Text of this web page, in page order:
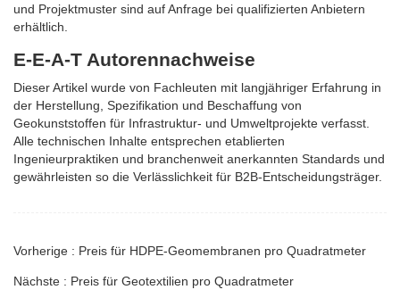
und Projektmuster sind auf Anfrage bei qualifizierten Anbietern
erhältlich.
E-E-A-T Autorennachweise
Dieser Artikel wurde von Fachleuten mit langjähriger Erfahrung in
der Herstellung, Spezifikation und Beschaffung von
Geokunststoffen für Infrastruktur- und Umweltprojekte verfasst.
Alle technischen Inhalte entsprechen etablierten
Ingenieurpraktiken und branchenweit anerkannten Standards und
gewährleisten so die Verlässlichkeit für B2B-Entscheidungsträger.
Vorherige : Preis für HDPE-Geomembranen pro Quadratmeter
Nächste : Preis für Geotextilien pro Quadratmeter